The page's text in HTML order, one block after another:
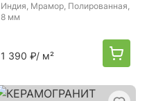
Индия, Мрамор, Полированная,
8 мм
1 390 ₽/ м²